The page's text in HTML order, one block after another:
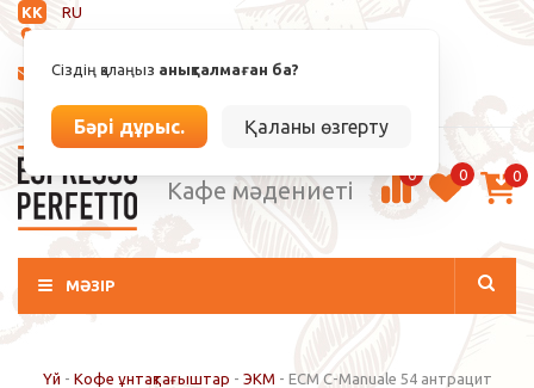
KK
RU
Сіздің қалаңыз анықталмаған ба?
Бәрі дұрыс. Қаланы өзгерту
info@espressoperfetto.kz
Кафе мәдениеті
0 0 0
МӘЗІР
Үй - Кофе ұнтақтағыштар - ЭКМ - ECM C-Manuale 54 антрацит